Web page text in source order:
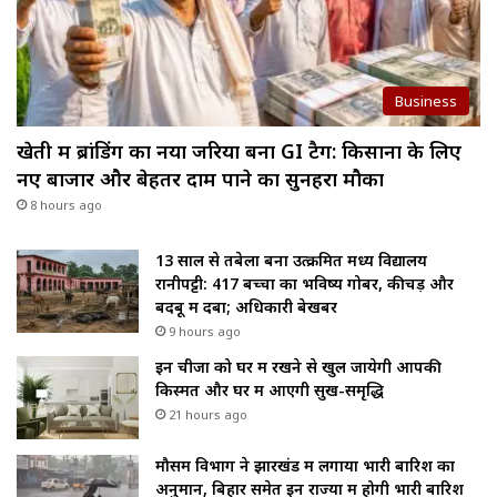
Business
खेती में ब्रांडिंग का नया जरिया बना GI टैग: किसानों के लिए
नए बाजार और बेहतर दाम पाने का सुनहरा मौका
8 hours ago
13 साल से तबेला बना उत्क्रमित मध्य विद्यालय
रानीपट्टी: 417 बच्चों का भविष्य गोबर, कीचड़ और
बदबू में दबा; अधिकारी बेखबर
9 hours ago
इन चीजों को घर में रखने से खुल जायेगी आपकी
किस्मत और घर में आएगी सुख-समृद्धि
21 hours ago
मौसम विभाग ने झारखंड में लगाया भारी बारिश का
अनुमान, बिहार समेत इन राज्यों में होगी भारी बारिश